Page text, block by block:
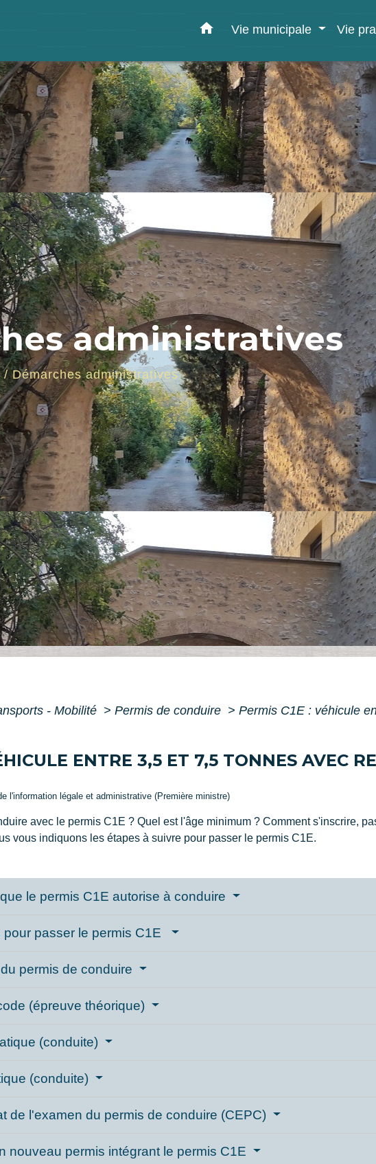
home Vie municipale Vie
administratives
/Démarches administratives
- Mobilité > Permis de conduire > Permis C1E : véhicule
ENTRE 3,5 ET 7,5 TONNES AVEC
l'information légale et administrative (Première ministre)
avec le permis C1E ? Quel est l'âge minimum ? Comment s'inscrire,
vous indiquons les étapes à suivre pour passer le permis C1E.
le permis C1E autorise à conduire
passer le permis C1E
permis de conduire
(épreuve théorique)
(conduite)
(conduite)
de l'examen du permis de conduire (CEPC)
nouveau permis intégrant le permis C1E